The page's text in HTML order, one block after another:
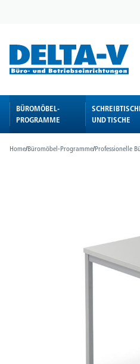
BÜROMÖBEL-
PROGRAMME
UND TISCHE
Home/Büromöbel-Programme/Professionelle